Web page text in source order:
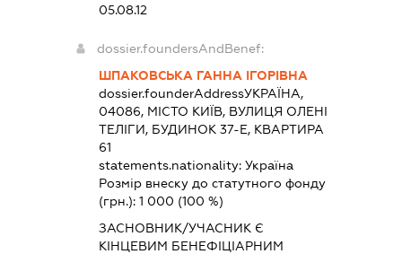
05.08.12
dossier.foundersAndBenef:
ШПАКОВСЬКА ГАННА ІГОРІВНА
dossier.founderAddressУКРАЇНА,
04086, МІСТО КИЇВ, ВУЛИЦЯ ОЛЕНІ
ТЕЛІГИ, БУДИНОК 37-Е, КВАРТИРА
61
statements.nationality: Україна
Розмір внеску до статутного фонду
(грн.): 1 000 (100 %)
ЗАСНОВНИК/УЧАСНИК Є
КІНЦЕВИМ БЕНЕФІЦІАРНИМ